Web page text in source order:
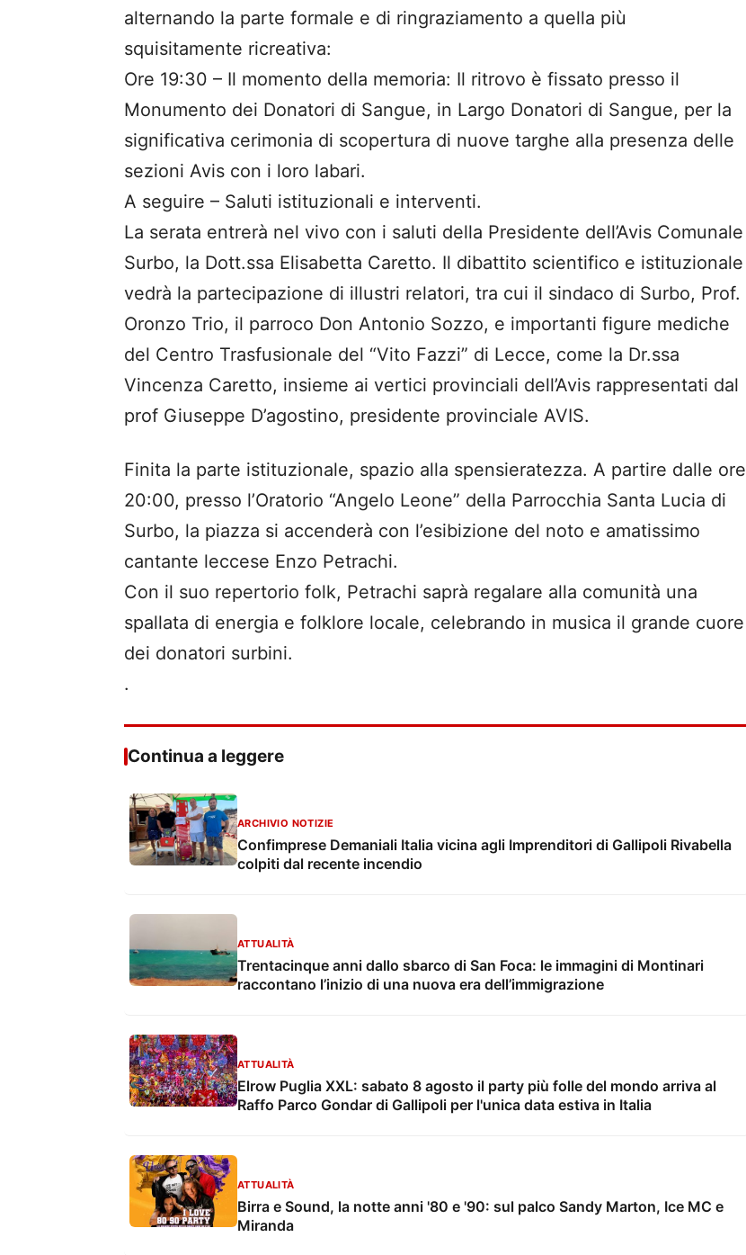
alternando la parte formale e di ringraziamento a quella più
squisitamente ricreativa:
Ore 19:30 – Il momento della memoria: Il ritrovo è fissato presso il
Monumento dei Donatori di Sangue, in Largo Donatori di Sangue, per la
significativa cerimonia di scopertura di nuove targhe alla presenza delle
sezioni Avis con i loro labari.
A seguire – Saluti istituzionali e interventi.
La serata entrerà nel vivo con i saluti della Presidente dell’Avis Comunale
Surbo, la Dott.ssa Elisabetta Caretto. Il dibattito scientifico e istituzionale
vedrà la partecipazione di illustri relatori, tra cui il sindaco di Surbo, Prof.
Oronzo Trio, il parroco Don Antonio Sozzo, e importanti figure mediche
del Centro Trasfusionale del “Vito Fazzi” di Lecce, come la Dr.ssa
Vincenza Caretto, insieme ai vertici provinciali dell’Avis rappresentati dal
prof Giuseppe D’agostino, presidente provinciale AVIS.
Finita la parte istituzionale, spazio alla spensieratezza. A partire dalle ore
20:00, presso l’Oratorio “Angelo Leone” della Parrocchia Santa Lucia di
Surbo, la piazza si accenderà con l’esibizione del noto e amatissimo
cantante leccese Enzo Petrachi.
Con il suo repertorio folk, Petrachi saprà regalare alla comunità una
spallata di energia e folklore locale, celebrando in musica il grande cuore
dei donatori surbini.
.
Continua a leggere
ARCHIVIO NOTIZIE
Confimprese Demaniali Italia vicina agli Imprenditori di Gallipoli Rivabella
colpiti dal recente incendio
ATTUALITÀ
Trentacinque anni dallo sbarco di San Foca: le immagini di Montinari
raccontano l’inizio di una nuova era dell’immigrazione
ATTUALITÀ
Elrow Puglia XXL: sabato 8 agosto il party più folle del mondo arriva al
Raffo Parco Gondar di Gallipoli per l'unica data estiva in Italia
ATTUALITÀ
Birra e Sound, la notte anni '80 e '90: sul palco Sandy Marton, Ice MC e
Miranda